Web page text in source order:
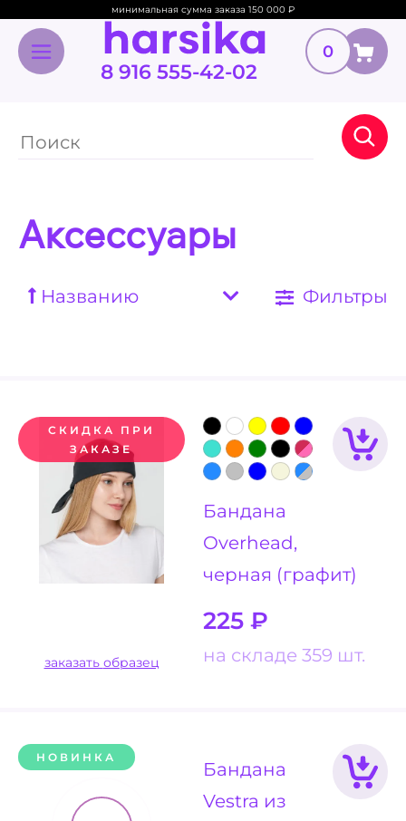
минимальная сумма заказа 150 000 ₽
8 916 555-42-02
0
Аксессуары
Названию Фильтры
СКИДКА ПРИ
ЗАКАЗЕ
Бандана
Overhead,
черная (графит)
225 ₽
на складе 359 шт.
заказать образец
НОВИНКА
Бандана
Vestra из